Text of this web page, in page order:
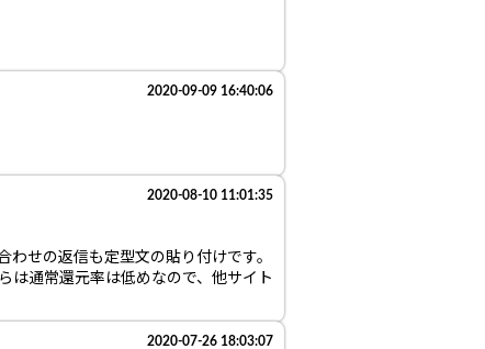
2020-09-09 16:40:06
2020-08-10 11:01:35
せの返信も定型文の貼り付けです。
は通常還元率は低めなので、他サイト
2020-07-26 18:03:07